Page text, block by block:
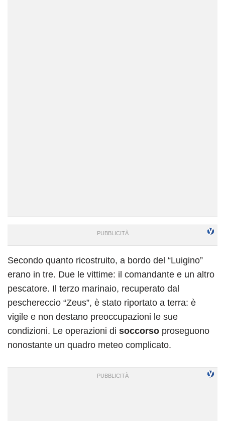
Secondo quanto ricostruito, a bordo del “Luigino”
erano in tre. Due le vittime: il comandante e un altro
pescatore. Il terzo marinaio, recuperato dal
peschereccio “Zeus”, è stato riportato a terra: è
vigile e non destano preoccupazioni le sue
condizioni. Le operazioni di soccorso proseguono
nonostante un quadro meteo complicato.